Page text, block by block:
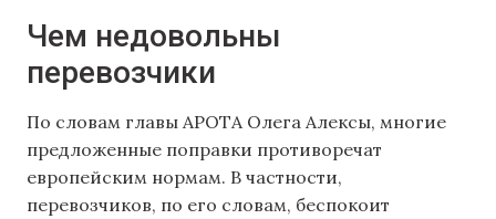
Чем недовольны
перевозчики
По словам главы APOTA Олега Алексы, многие
предложенные поправки противоречат
европейским нормам. В частности,
перевозчиков, по его словам, беспокоит